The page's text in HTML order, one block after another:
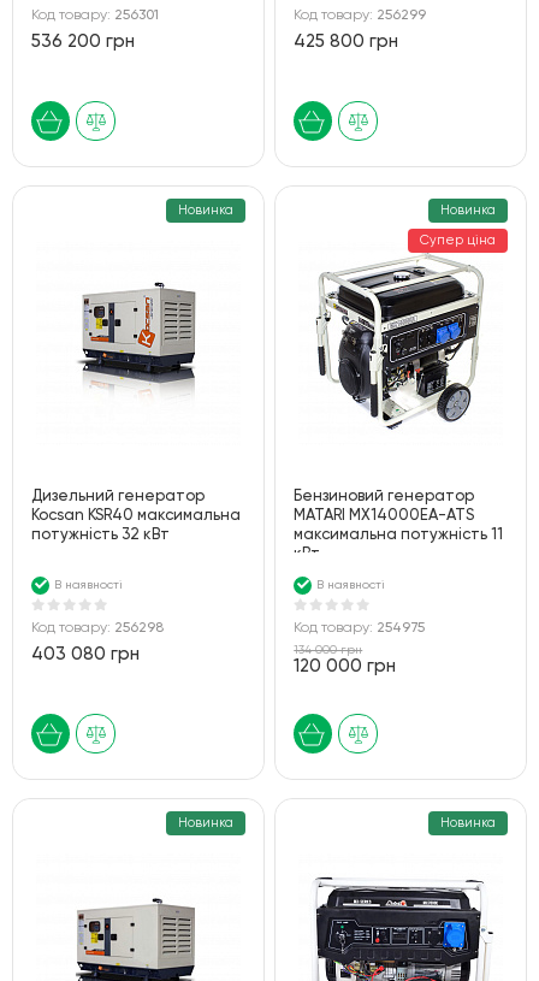
Код товару: 256301
536 200 грн
Код товару: 256299
425 800 грн
Новинка
Дизельний генератор
Kocsan KSR40 максимальна
потужність 32 кВт
В наявності
Код товару: 256298
403 080 грн
Новинка
Супер ціна
Бензиновий генератор
MATARI MX14000EA-ATS
максимальна потужність 11
кВт
В наявності
Код товару: 254975
134 000 грн
120 000 грн
Новинка Новинка